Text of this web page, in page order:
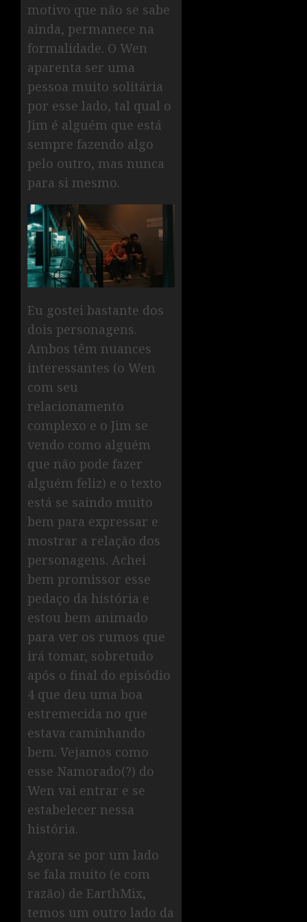
motivo que não se sabe
ainda, permanece na
formalidade. O Wen
aparenta ser uma
pessoa muito solitária
por esse lado, tal qual o
Jim é alguém que está
sempre fazendo algo
pelo outro, mas nunca
para si mesmo.
Eu gostei bastante dos
dois personagens.
Ambos têm nuances
interessantes (o Wen
com seu
relacionamento
complexo e o Jim se
vendo como alguém
que não pode fazer
alguém feliz) e o texto
está se saindo muito
bem para expressar e
mostrar a relação dos
personagens. Achei
bem promissor esse
pedaço da história e
estou bem animado
para ver os rumos que
irá tomar, sobretudo
após o final do episódio
4 que deu uma boa
estremecida no que
estava caminhando
bem. Vejamos como
esse Namorado(?) do
Wen vai entrar e se
estabelecer nessa
história.
Agora se por um lado
se fala muito (e com
razão) de EarthMix,
temos um outro lado da